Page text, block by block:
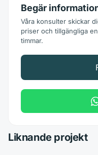
Begär
Våra konsulter skickar
priser och tillgängliga
timmar.
Liknande projekt